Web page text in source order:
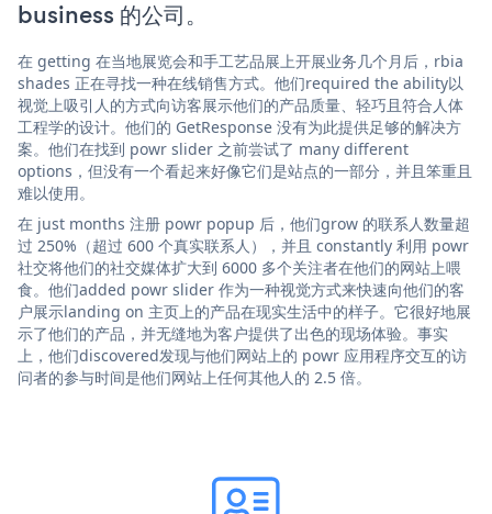
business 的公司。
在 getting 在当地展览会和手工艺品展上开展业务几个月后，rbia
shades 正在寻找一种在线销售方式。他们required the ability以
视觉上吸引人的方式向访客展示他们的产品质量、轻巧且符合人体
工程学的设计。他们的 GetResponse 没有为此提供足够的解决方
案。他们在找到 powr slider 之前尝试了 many different
options，但没有一个看起来好像它们是站点的一部分，并且笨重且
难以使用。
在 just months 注册 powr popup 后，他们grow 的联系人数量超
过 250%（超过 600 个真实联系人），并且 constantly 利用 powr
社交将他们的社交媒体扩大到 6000 多个关注者在他们的网站上喂
食。他们added powr slider 作为一种视觉方式来快速向他们的客
户展示landing on 主页上的产品在现实生活中的样子。它很好地展
示了他们的产品，并无缝地为客户提供了出色的现场体验。事实
上，他们discovered发现与他们网站上的 powr 应用程序交互的访
问者的参与时间是他们网站上任何其他人的 2.5 倍。